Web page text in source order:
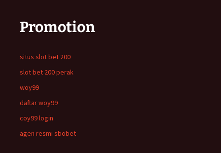
Promotion
situs slot bet 200
slot bet 200 perak
woy99
daftar woy99
coy99 login
agen resmi sbobet